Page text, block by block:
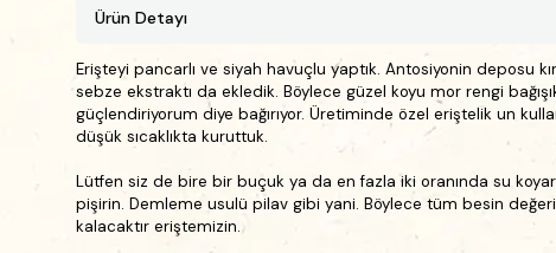
Ürün Detayı
Erişteyi pancarlı ve siyah havuçlu yaptık. Antosiyonin deposu
sebze ekstraktı da ekledik. Böylece güzel koyu mor rengi
güçlendiriyorum diye bağırıyor. Üretiminde özel eriştelik un
düşük sıcaklıkta kuruttuk.
Lütfen siz de bire bir buçuk ya da en fazla iki oranında su
pişirin. Demleme usulü pilav gibi yani. Böylece tüm besin
kalacaktır eriştemizin.